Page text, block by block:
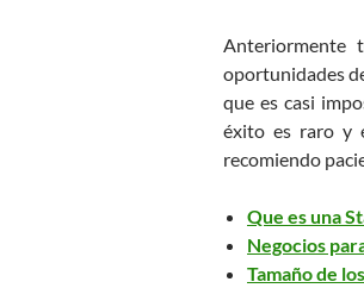
Anteriormente
oportunidades
que es casi
éxito es raro y
recomiendo
Que es una
Negocios
Tamaño de